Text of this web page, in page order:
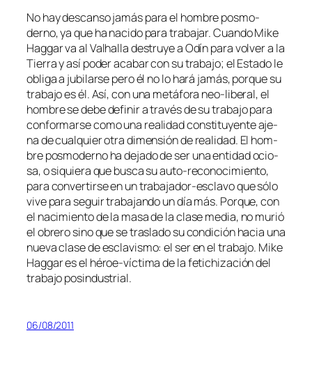
No hay des­can­so ja­más pa­ra el hom­bre pos­mo­
derno, ya que ha na­ci­do pa­ra tra­ba­jar. Cuando Mike
Haggar va al Valhalla des­tru­ye a Odín pa­ra vol­ver a la
Tierra y así po­der aca­bar con su tra­ba­jo; el Estado le
obli­ga a ju­bi­lar­se pe­ro él no lo ha­rá ja­más, por­que su
tra­ba­jo es él. Así, con una me­tá­fo­ra neo-liberal, el
hom­bre se de­be de­fi­nir a tra­vés de su tra­ba­jo pa­ra
con­for­mar­se co­mo una reali­dad cons­ti­tu­yen­te aje­
na de cual­quier otra di­men­sión de reali­dad. El hom­
bre pos­mo­derno ha de­ja­do de ser una en­ti­dad ocio­
sa, o si­quie­ra que bus­ca su auto-reconocimiento,
pa­ra con­ver­tir­se en un trabajador-esclavo que só­lo
vi­ve pa­ra se­guir tra­ba­jan­do un día más. Porque, con
el na­ci­mien­to de la ma­sa de la cla­se me­dia, no mu­rió
el obre­ro sino que se tras­la­do su con­di­ción ha­cia una
nue­va cla­se de es­cla­vis­mo: el ser en el tra­ba­jo. Mike
Haggar es el héroe-víctima de la fe­ti­chi­za­ción del
tra­ba­jo posindustrial.
06/08/2011